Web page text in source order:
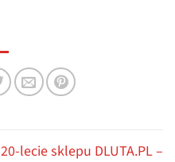
20-lecie sklepu DLUTA.PL –